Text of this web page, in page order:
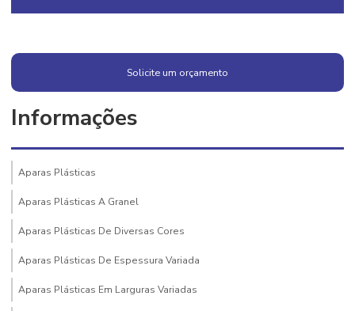
Solicite um orçamento
Informações
Aparas Plásticas
Aparas Plásticas A Granel
Aparas Plásticas De Diversas Cores
Aparas Plásticas De Espessura Variada
Aparas Plásticas Em Larguras Variadas